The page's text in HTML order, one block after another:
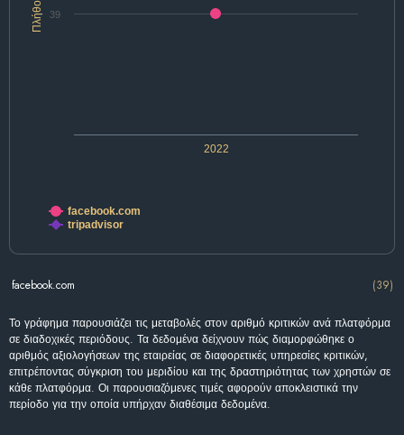
Πλήθος
2022
39
facebook.com
tripadvisor
facebook.com (39)
Το γράφημα παρουσιάζει τις μεταβολές στον αριθμό κριτικών ανά πλατφόρμα
σε διαδοχικές περιόδους. Τα δεδομένα δείχνουν πώς διαμορφώθηκε ο
αριθμός αξιολογήσεων της εταιρείας σε διαφορετικές υπηρεσίες κριτικών,
επιτρέποντας σύγκριση του μεριδίου και της δραστηριότητας των χρηστών σε
κάθε πλατφόρμα. Οι παρουσιαζόμενες τιμές αφορούν αποκλειστικά την
περίοδο για την οποία υπήρχαν διαθέσιμα δεδομένα.